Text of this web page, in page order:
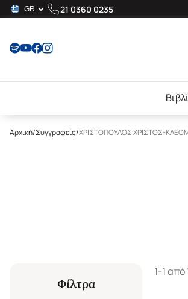
21 0360 0235
Αρχική/Συγγραφείς/ΧΡΙΣΤΟΠΟΥΛΟΣ ΧΡΙΣΤΟΣ-
Φίλτρα
1-1 από